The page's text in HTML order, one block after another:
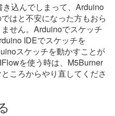
込んでしまって、Arduino
はと不安になった方もおら
せん。Arduinoでスケッチ
IDEでスケッチを
スケッチを動かすことが
を使う時は、M5Burner
ころからやり直してくださ